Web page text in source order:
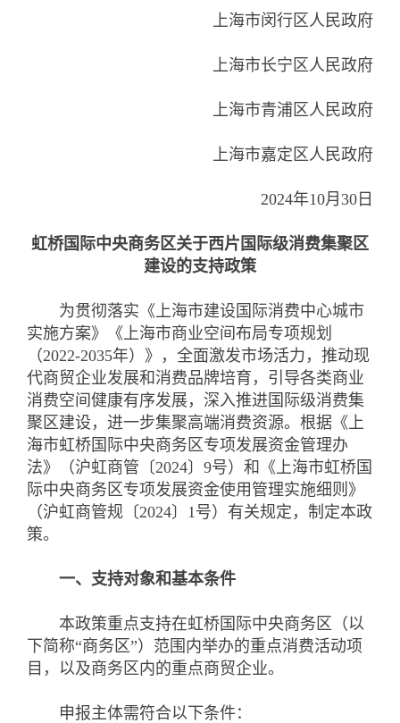
上海市闵行区人民政府
上海市长宁区人民政府
上海市青浦区人民政府
上海市嘉定区人民政府
2024年10月30日
虹桥国际中央商务区关于西片国际级消费集聚区
建设的支持政策
为贯彻落实《上海市建设国际消费中心城市
实施方案》《上海市商业空间布局专项规划
（2022-2035年）》，全面激发市场活力，推动现
代商贸企业发展和消费品牌培育，引导各类商业
消费空间健康有序发展，深入推进国际级消费集
聚区建设，进一步集聚高端消费资源。根据《上
海市虹桥国际中央商务区专项发展资金管理办
法》（沪虹商管〔2024〕9号）和《上海市虹桥国
际中央商务区专项发展资金使用管理实施细则》
（沪虹商管规〔2024〕1号）有关规定，制定本政
策。
一、支持对象和基本条件
本政策重点支持在虹桥国际中央商务区（以
下简称“商务区”）范围内举办的重点消费活动项
目，以及商务区内的重点商贸企业。
申报主体需符合以下条件：